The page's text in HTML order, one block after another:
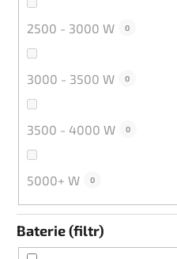
2500 - 3000 W 0
3000 - 3500 W 0
3500 - 4000 W 0
5000+ W 0
Baterie (filtr)